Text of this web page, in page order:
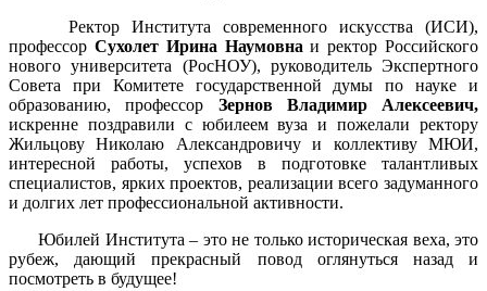
Ректор Института современного искусства (ИСИ),
профессор Сухолет Ирина Наумовнаи ректор Российского
нового университета (РосНОУ), руководитель Экспертного
Совета при Комитете государственной думы по науке и
образованию, профессор Зернов Владимир Алексеевич,
искренне поздравили с юбилеем вуза ипожелали ректору
Жильцову Николаю Александровичу и коллективу
МЮИ,
интересной работы, успехов в подготовке талантливых
специалистов, ярких проектов, реализации всего задуманного
и долгих лет профессиональной активности.
Юбилей Института – это не только историческая веха, это
рубеж, дающий прекрасный повод оглянуться назад и
посмотреть в будущее!